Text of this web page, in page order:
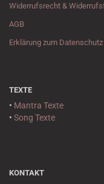
Widerrufsrecht &
AGB
Erklärung zum Datenschutz
TEXTE
• Mantra Texte
• Song Texte
KONTAKT